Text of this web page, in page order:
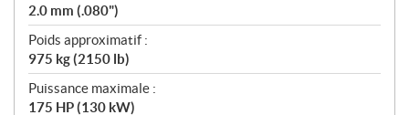
2.0 mm (.080")
Poids approximatif :
975 kg (2150 lb)
Puissance maximale :
175 HP (130 kW)